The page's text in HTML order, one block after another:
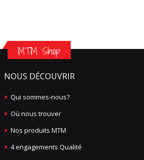
MTM Shop
NOUS DÉCOUVRIR
Qui sommes-nous?
Où nous trouver
Nos produits MTM
4 engagements Qualité